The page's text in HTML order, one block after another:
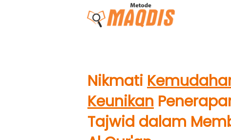
Nikmati
Keunikan
Tajwid dalam